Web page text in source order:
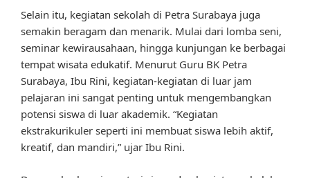
Selain itu, kegiatan sekolah di Petra Surabaya juga
semakin beragam dan menarik. Mulai dari lomba seni,
seminar kewirausahaan, hingga kunjungan ke berbagai
tempat wisata edukatif. Menurut Guru BK Petra
Surabaya, Ibu Rini, kegiatan-kegiatan di luar jam
pelajaran ini sangat penting untuk mengembangkan
potensi siswa di luar akademik. “Kegiatan
ekstrakurikuler seperti ini membuat siswa lebih aktif,
kreatif, dan mandiri,” ujar Ibu Rini.